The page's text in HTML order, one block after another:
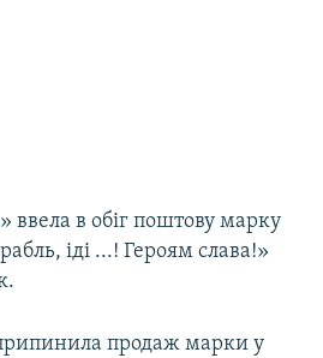
ввела в обіг поштову марку
іді ...! Героям слава!»
продаж марки у